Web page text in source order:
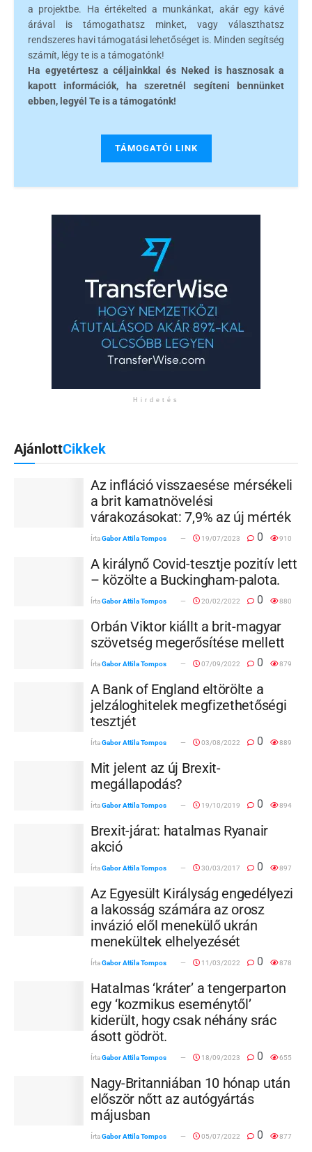
a projektbe. Ha értékelted a munkánkat, akár egy kávé
árával is támogathatsz minket, vagy választhatsz
rendszeres havi támogatási lehetőséget is. Minden segítség
számít, légy te is a támogatónk!
Ha egyetértesz a céljainkkal és Neked is hasznosak a
kapott információk, ha szeretnél segíteni bennünket
ebben, legyél Te is a támogatónk!
TÁMOGATÓI LINK
Hirdetés
AjánlottCikkek
Az infláció visszaesése mérsékeli
a brit kamatnövelési
várakozásokat: 7,9% az új mérték
ÍrtaGabor Attila Tompos 19/07/2023 0 910
A királynő Covid-tesztje pozitív lett
– közölte a Buckingham-palota.
ÍrtaGabor Attila Tompos 20/02/2022 0 880
Orbán Viktor kiállt a brit-magyar
szövetség megerősítése mellett
ÍrtaGabor Attila Tompos 07/09/2022 0 879
A Bank of England eltörölte a
jelzáloghitelek megfizethetőségi
tesztjét
ÍrtaGabor Attila Tompos 03/08/2022 0 889
Mit jelent az új Brexit-
megállapodás?
ÍrtaGabor Attila Tompos 19/10/2019 0 894
Brexit-járat: hatalmas Ryanair
akció
ÍrtaGabor Attila Tompos 30/03/2017 0 897
Az Egyesült Királyság engedélyezi
a lakosság számára az orosz
invázió elől menekülő ukrán
menekültek elhelyezését
ÍrtaGabor Attila Tompos 11/03/2022 0 878
Hatalmas ‘kráter’ a tengerparton
egy ‘kozmikus eseménytől’
kiderült, hogy csak néhány srác
ásott gödröt.
ÍrtaGabor Attila Tompos 18/09/2023 0 655
Nagy-Britanniában 10 hónap után
először nőtt az autógyártás
májusban
ÍrtaGabor Attila Tompos 05/07/2022 0 877